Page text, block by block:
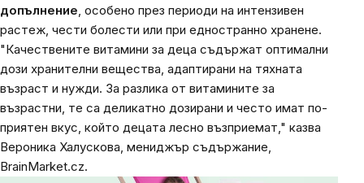
допълнение, особено през периоди на интензивен
растеж, чести болести или при едностранно хранене.
"Качествените витамини за деца съдържат оптимални
дози хранителни вещества, адаптирани на тяхната
възраст и нужди. За разлика от витамините за
възрастни, те са деликатно дозирани и често имат по-
приятен вкус, който децата лесно възприемат," казва
Вероника Халускова, мениджър съдържание,
BrainMarket.cz.